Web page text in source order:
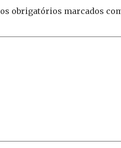
obrigatórios marcados